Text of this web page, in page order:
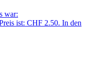
war:
ist: CHF 2.50. In den